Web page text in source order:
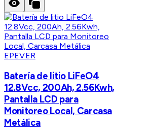
EPEVER
Batería de litio LiFeO4
12.8Vcc, 200Ah, 2.56Kwh,
Pantalla LCD para
Monitoreo Local, Carcasa
Metálica